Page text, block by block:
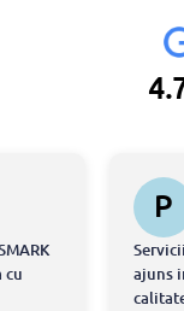
cu
P
ajuns